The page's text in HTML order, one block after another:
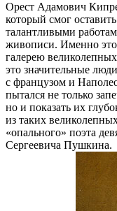
Орест Адамович
который смог
талантливыми
живописи. Именно
галерею
это значительные
с французом и
пытался не только
но и показать их
из таких
«опального» поэта
Сергеевича Пушкина.